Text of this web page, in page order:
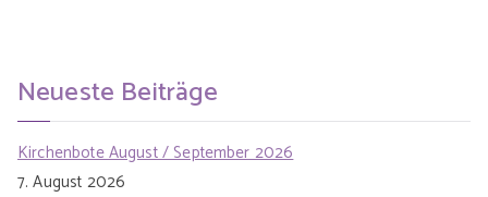
Neueste Beiträge
Kirchenbote August / September 2026
7. August 2026